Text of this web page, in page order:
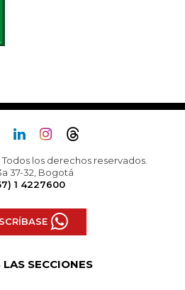
los derechos reservados.
37-32, Bogotá
1 4227600
SECCIONES